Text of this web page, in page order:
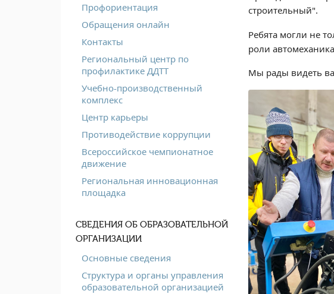
Профориентация
Обращения онлайн
Контакты
Региональный центр по
профилактике ДДТТ
Учебно-производственный
комплекс
Центр карьеры
Противодействие коррупции
Всероссийское чемпионатное
движение
Региональная инновационная
площадка
СВЕДЕНИЯ ОБ ОБРАЗОВАТЕЛЬНОЙ
ОРГАНИЗАЦИИ
Основные сведения
Структура и органы управления
образовательной организацией
строительный".
Ребята могли не
роли
Мы рады видеть